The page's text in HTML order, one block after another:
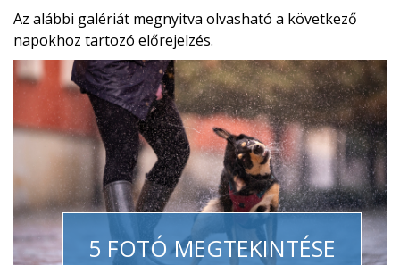
Az alábbi galériát megnyitva olvasható a következő
napokhoz tartozó előrejelzés.
5 FOTÓ MEGTEKINTÉSE